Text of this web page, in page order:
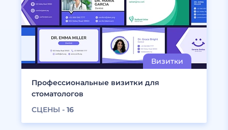
Профессиональные визитки для
стоматологов
СЦЕНЫ - 16